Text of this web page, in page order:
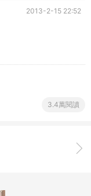
2013-2-15 22:52
3.4萬閱讀